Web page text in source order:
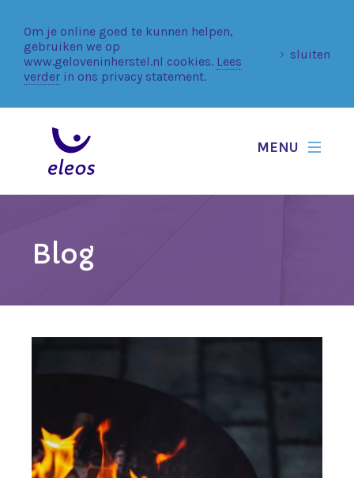
Om je online goed te kunnen helpen,
gebruiken we op
www.geloveninherstel.nl cookies. Lees
verder in ons privacy statement.
sluiten
MENU
Blog